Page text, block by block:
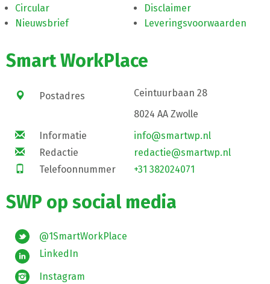
Circular
Nieuwsbrief
Disclaimer
Leveringsvoorwaarden
Smart WorkPlace
Postadres
Ceintuurbaan 28
8024 AA Zwolle
Informatie
info@smartwp.nl
Redactie
redactie@smartwp.nl
Telefoonnummer
+31 382024071
SWP op social media
@1SmartWorkPlace
LinkedIn
Instagram